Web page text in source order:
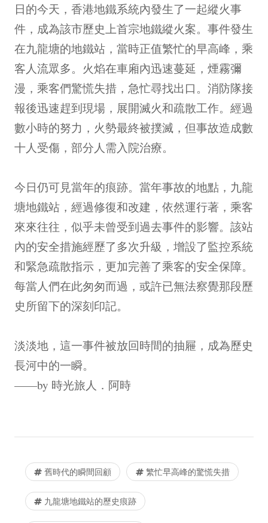
日的今天，香港地鐵系統內發生了一起縱火事
件，成為該市歷史上首宗地鐵縱火案。事件發生
在九龍塘的地鐵站，當時正值繁忙的早高峰，乘
客人流眾多。火焰在車廂內迅速蔓延，煙霧彌
漫，乘客們驚慌失措，急忙尋找出口。消防隊接
報後迅速趕到現場，展開滅火和疏散工作。經過
數小時的努力，火勢最終被撲滅，但事故造成數
十人受傷，部分人需入院治療。
今日仍可見當年的痕跡。當年事故的地點，九龍
塘地鐵站，經過修復和改建，依然運行著，乘客
來來往往，似乎未曾受到過去事件的影響。該站
內的安全措施經歷了多次升級，增設了監控系統
和緊急疏散指示，更加完善了乘客的安全保障。
每當人們在此匆匆而過，或許已無法察覺那段歷
史所留下的深刻印記。
淡淡地，這一事件被放回時間的抽屜，成為歷史
長河中的一瞬。
——by 時光旅人．阿時
舊時代的瞬間回顧 繁忙早高峰的驚慌失措
九龍塘地鐵站的歷史痕跡